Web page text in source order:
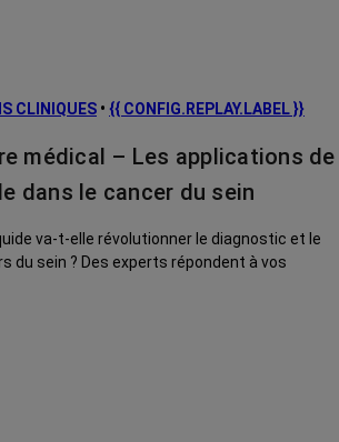
CLINIQUES • {{ CONFIG.REPLAY.LABEL }}
médical – Les applications de
dans le cancer du sein
va-t-elle révolutionner le diagnostic et le
du sein ? Des experts répondent à vos